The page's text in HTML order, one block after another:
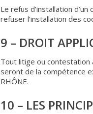
Le refus d’installation
refuser l’installation des
9 – DROIT
Tout litige ou contestation
seront de la compétence
RHÔNE.
10 – LES